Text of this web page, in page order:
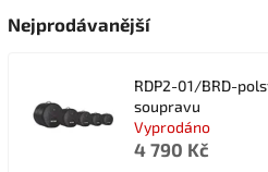
Nejprodávanější
RDP2-01/BRD-
soupravu
Vyprodáno
4 790 Kč